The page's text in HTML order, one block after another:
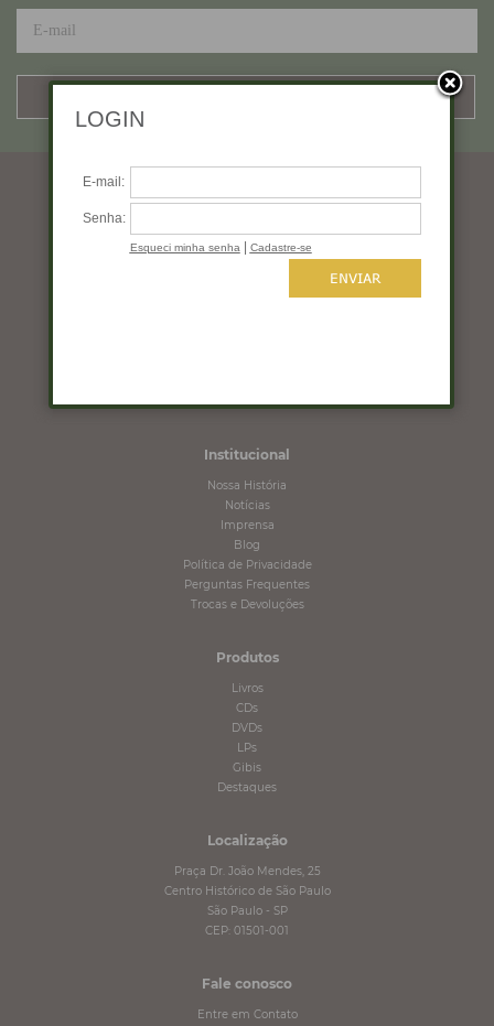
Horários de funcionamento
Sexta: 10:00 às 18:00
Institucional
Nossa História
Notícias
Imprensa
Blog
Política de Privacidade
Perguntas Frequentes
Trocas e Devoluções
Produtos
Livros
CDs
DVDs
LPs
Gibis
Destaques
Localização
Praça Dr. João Mendes, 25
Centro Histórico de São Paulo
São Paulo - SP
CEP: 01501-001
Fale conosco
Entre em Contato